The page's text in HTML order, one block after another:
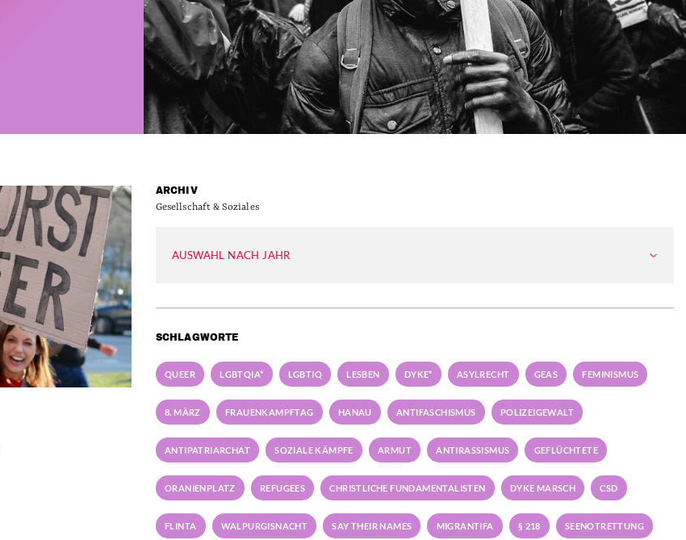
ARCHIV
Gesellschaft & Soziales
AUSWAHL NACH JAHR
SCHLAGWORTE
QUEER LGBTQIA* LGBTIQ LESBEN DYKE* ASYLRECHT GEAS FEMINISMUS
8. MÄRZ FRAUENKAMPFTAG HANAU ANTIFASCHISMUS POLIZEIGEWALT
ANTIPATRIARCHAT SOZIALE KÄMPFE ARMUT ANTIRASSISMUS GEFLÜCHTETE
ORANIENPLATZ REFUGEES CHRISTLICHE FUNDAMENTALISTEN DYKE MARSCH CSD
FLINTA WALPURGISNACHT SAY THEIR NAMES MIGRANTIFA § 218 SEENOTRETTUNG